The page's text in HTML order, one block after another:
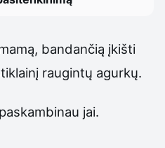
bandančią įkišti
raugintų agurkų.
jai.